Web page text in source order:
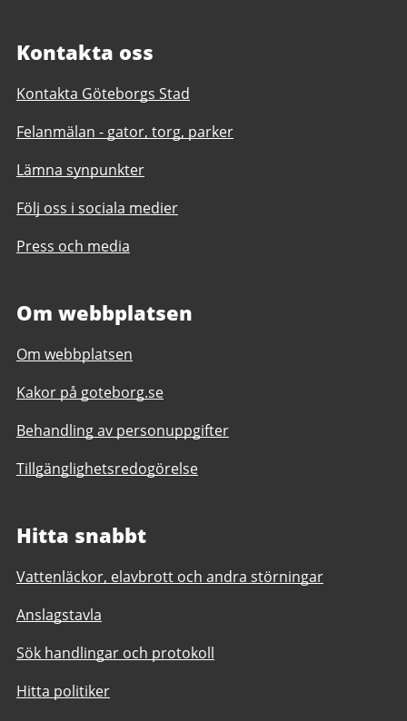
Kontakta oss
Kontakta Göteborgs Stad
Felanmälan - gator, torg, parker
Lämna synpunkter
Följ oss i sociala medier
Press och media
Om webbplatsen
Om webbplatsen
Kakor på goteborg.se
Behandling av personuppgifter
Tillgänglighetsredogörelse
Hitta snabbt
Vattenläckor, elavbrott och andra störningar
Anslagstavla
Sök handlingar och protokoll
Hitta politiker